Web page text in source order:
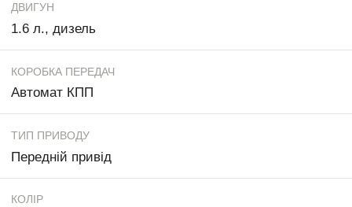
ДВИГУН
1.6 л., дизель
КОРОБКА ПЕРЕДАЧ
Автомат КПП
ТИП ПРИВОДУ
Передній привід
КОЛІР